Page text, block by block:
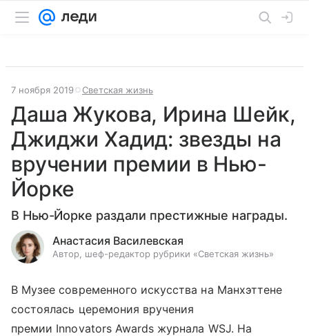
7 ноября 2019 Светская жизнь
Даша Жукова, Ирина Шейк,
Джиджи Хадид: звезды на
вручении премии в Нью-
Йорке
В Нью-Йорке раздали престижные награды.
Анастасия Василевская
Автор, шеф-редактор рубрики «Светская жизнь»
В Музее современного искусства на Манхэттене
состоялась церемония вручения
премии Innovators Awards журнала WSJ. На